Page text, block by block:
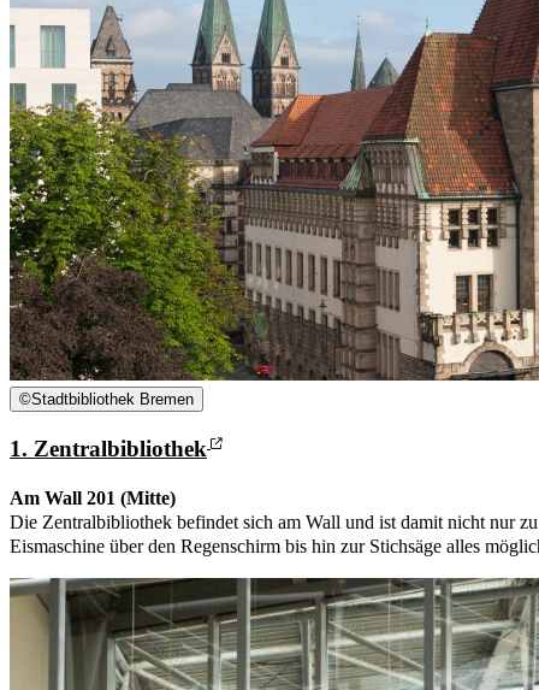
©Stadtbibliothek Bremen
1. Zentralbibliothek
Am Wall 201 (Mitte)
Die Zentralbibliothek befindet sich am Wall und ist damit nicht nur
Eismaschine über den Regenschirm bis hin zur Stichsäge alles